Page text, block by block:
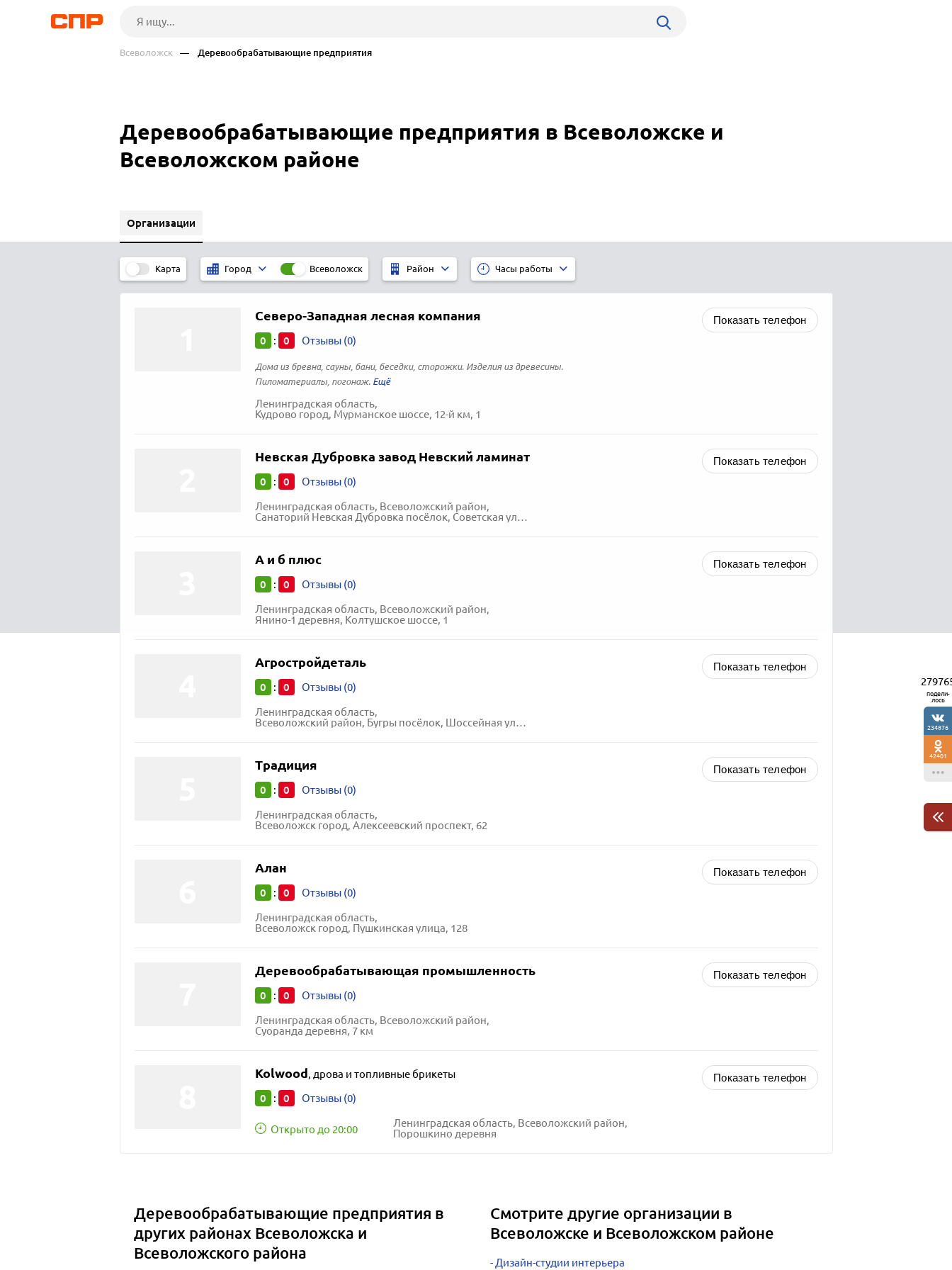
Всеволожск — Деревообрабатывающие предприятия
Деревообрабатывающие предприятия в Всеволожске и
Всеволожском районе
Организации
Карта Город Всеволожск Район Часы работы
Северо-Западная лесная компания
0 : 0 Отзывы (0)
Дома из бревна, сауны, бани, беседки, сторожки. Изделия из древесины.
Пиломатериалы, погонаж.
Ленинградская область,
Кудрово город, Мурманское шоссе, 12-й км, 1
Показать телефон
Невская Дубровка завод Невский ламинат
0 : 0 Отзывы (0)
Ленинградская область, Всеволожский район,
Санаторий Невская Дубровка посёлок, Советская улица, 1
Показать телефон
А и б плюс
0 : 0 Отзывы (0)
Ленинградская область, Всеволожский район,
Янино-1 деревня, Колтушское шоссе, 1
Показать телефон
Агростройдеталь
0 : 0 Отзывы (0)
Ленинградская область,
Всеволожский район, Бугры посёлок, Шоссейная улица, 1-А
Показать телефон
Традиция
0 : 0 Отзывы (0)
Ленинградская область,
Всеволожск город, Алексеевский проспект, 62
Показать телефон
Алан
0 : 0 Отзывы (0)
Ленинградская область,
Всеволожск город, Пушкинская улица, 128
Показать телефон
Деревообрабатывающая промышленность
0 : 0 Отзывы (0)
Ленинградская область, Всеволожский район,
Суоранда деревня, 7 км
Показать телефон
Kolwood, дрова и топливные брикеты
0 : 0 Отзывы (0)
Открыто до 20:00
Ленинградская область, Всеволожский район,
Порошкино деревня
Показать телефон
Деревообрабатывающие предприятия в
других районах Всеволожска и
Всеволожского района
Смотрите другие организации в
Всеволожске и Всеволожском районе
Дизайн-студии интерьера
подели-
лось
234876
42401